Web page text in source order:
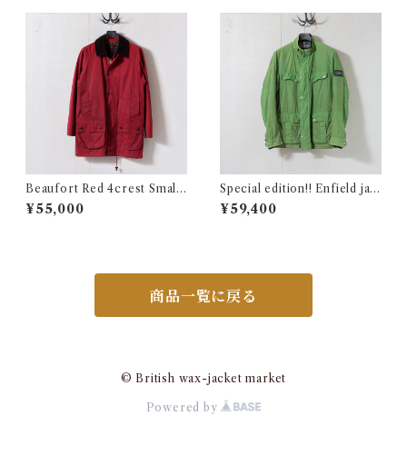
Beaufort Red 4crest Small
@2000s e2751c
¥55,000
Special edition!! Enfield jac
ket size Medium e2871c
¥59,400
商品一覧に戻る
© British wax-jacket market
Powered by